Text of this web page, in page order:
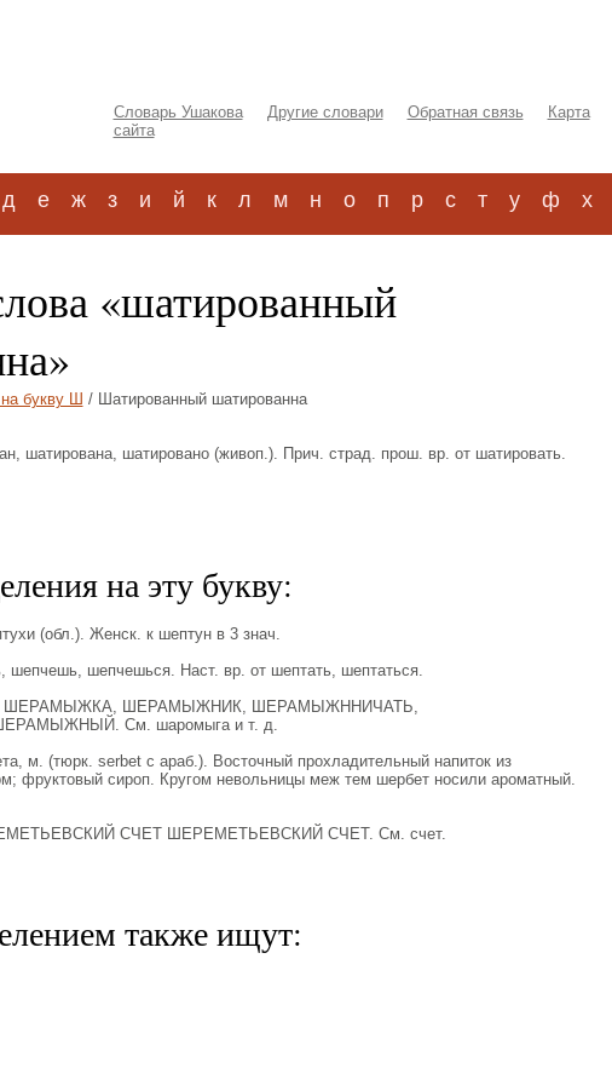
Словарь Ушакова Другие словари Обратная связь
Карта
сайта
д е ж з и й к л м н о п р с т у ф х
«шатированный
букву Ш / Шатированный шатированна
шатирована, шатировано (живоп.). Прич. страд. прош. вр. от шатировать.
на эту букву:
(обл.). Женск. к шептун в 3 знач.
шепчешься. Наст. вр. от шептать, шептаться.
ШЕРАМЫЖНИК, ШЕРАМЫЖННИЧАТЬ,
См. шаромыга и т. д.
м. (тюрк. serbet с араб.). Восточный прохладительный напиток из
фруктовый сироп. Кругом невольницы меж тем шербет носили ароматный.
СЧЕТ ШЕРЕМЕТЬЕВСКИЙ СЧЕТ. См. счет.
также ищут: